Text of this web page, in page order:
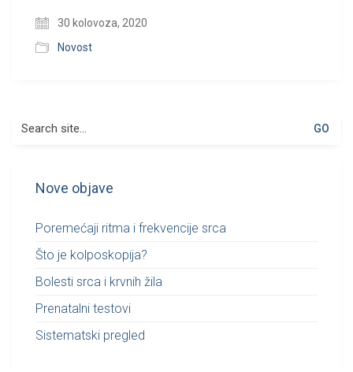
30 kolovoza, 2020
Novost
for:
Nove objave
Poremećaji ritma i frekvencije srca
Što je kolposkopija?
Bolesti srca i krvnih žila
Prenatalni testovi
Sistematski pregled